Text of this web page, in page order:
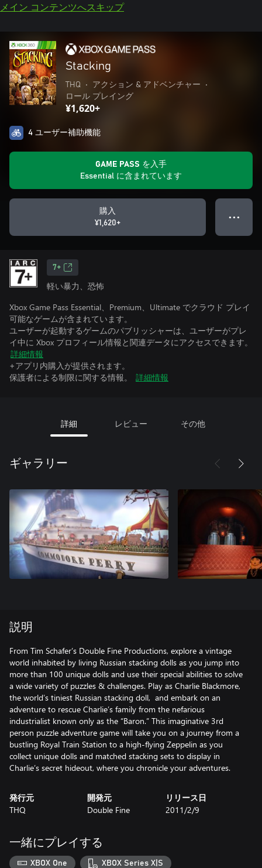
メイン コンテンツへスキップ
Stacking
THQ • アクション & アドベンチャー
•
ロール プレイング
¥1,620+
4 ユーザー補助機能
GAME PASS を入手
Essential に含まれています
購入
¥1,620+
● ● ●
7+
軽い暴力、恐怖
Xbox Game Pass Essential、Premium、Ultimate でクラウド プレイ
可能なゲームが含まれています。
ユーザーが起動するゲームのパブリッシャーは、ユーザーがプレ
イ中に Xbox プロフィール情報と関連データにアクセスできます。
詳細情報
+アプリ内購入が提供されます。
保護者による制限に関する情報。
詳細情報
詳細 レビュー その他
ギャラリー
説明
From Tim Schafer’s Double Fine Productions, explore a vintage
world inhabited by living Russian stacking dolls as you jump into
more than 100 unique dolls and use their special abilities to solve
a wide variety of puzzles & challenges. Play as Charlie Blackmore,
the world’s tiniest Russian stacking doll, and embark on an
adventure to rescue Charlie’s family from the nefarious
industrialist known only as the “Baron.” This imaginative 3rd
person puzzle adventure game will take you on a journey from a
bustling Royal Train Station to a high-flying Zeppelin as you
collect unique dolls and matched stacking sets to display in
Charlie’s secret hideout, where you chronicle your adventures.
発行元
THQ
開発元
Double Fine
リリース日
2011/2/9
一緒にプレイする
XBOX One XBOX Series X|S